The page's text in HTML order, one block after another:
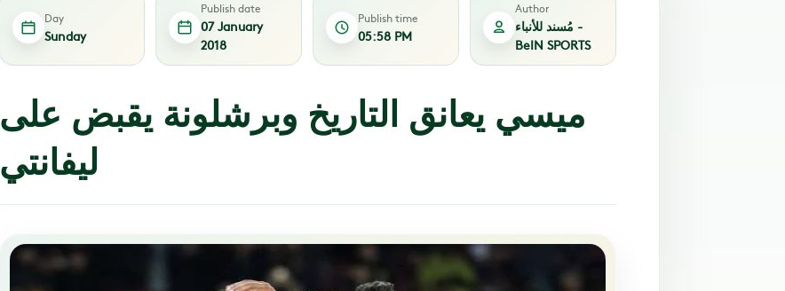
Day
Sunday
Publish date
07 January
2018
Publish time
05:58 PM
Author
مُسند للأنباء -
BeIN SPORTS
ميسي يعانق التاريخ وبرشلونة يقبض على
ليفانتي